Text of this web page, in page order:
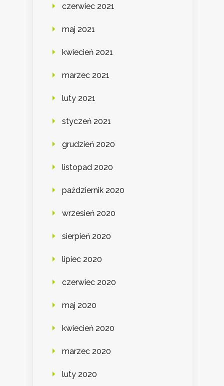
czerwiec 2021
maj 2021
kwiecień 2021
marzec 2021
luty 2021
styczeń 2021
grudzień 2020
listopad 2020
październik 2020
wrzesień 2020
sierpień 2020
lipiec 2020
czerwiec 2020
maj 2020
kwiecień 2020
marzec 2020
luty 2020